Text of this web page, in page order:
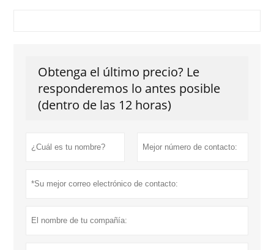
Obtenga el último precio? Le
responderemos lo antes posible
(dentro de las 12 horas)